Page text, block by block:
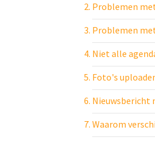
Problemen
Problemen
Niet alle
Foto's
Nieuwsbericht
Waarom